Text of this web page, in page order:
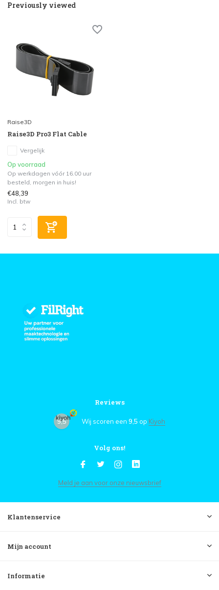
Previously viewed
Raise3D
Raise3D Pro3 Flat Cable
Vergelijk
Op voorraad
Op werkdagen vóór 16.00 uur
besteld, morgen in huis!
€48,39
Incl. btw
Reviews
9,5 Wij scoren een 9,5 op Kiyoh
Volg ons!
Meld je aan voor onze nieuwsbrief
Klantenservice
Mijn account
Informatie